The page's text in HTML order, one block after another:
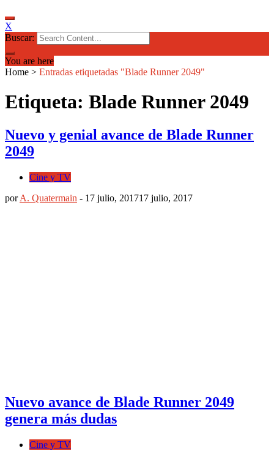
X
Buscar:
You are here
Home > Entradas etiquetadas "Blade Runner 2049"
Etiqueta: Blade Runner 2049
Nuevo y genial avance de Blade Runner
2049
Cine y TV
porA. Quatermain - 17 julio, 201717 julio, 2017
Nuevo avance de Blade Runner 2049
genera más dudas
Cine y TV